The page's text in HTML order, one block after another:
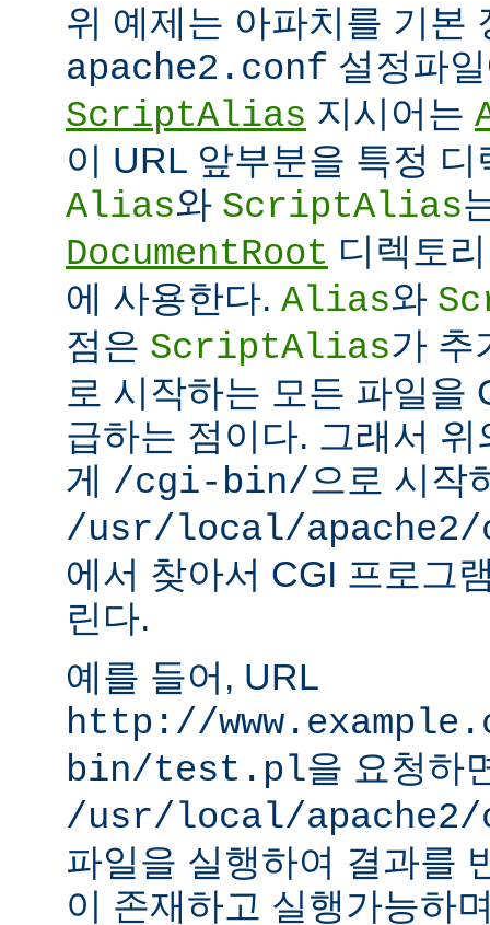
위 예제는 아파치를 기본
apache2.conf 설정파
ScriptAlias 지시어는
이 URL 앞부분을 특정
Alias와 ScriptAlias
DocumentRoot 디렉토
에 사용한다. Alias와
점은 ScriptAlias가 추
로 시작하는 모든 파일을
급하는 점이다. 그래서
게 /cgi-bin/으로 시작
/usr/local/
에서 찾아서 CGI 프로그
린다.
예를 들어, URL
http://
bin/test.pl을 요청하
/usr/local/
파일을 실행하여 결과를
이 존재하고 실행가능하